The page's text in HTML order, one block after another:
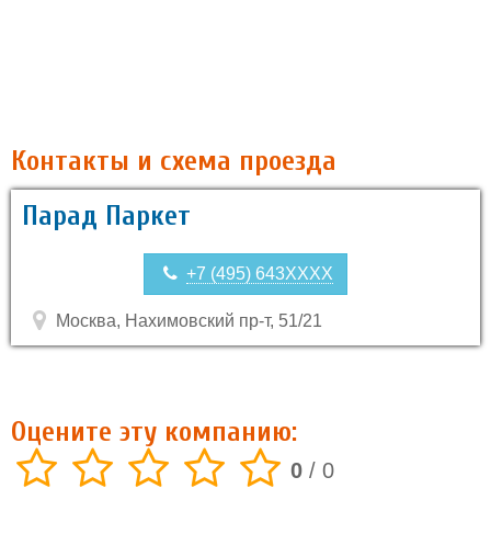
Контакты и схема проезда
Парад Паркет
+7 (495) 643XXXX
Москва, Нахимовский пр-т, 51/21
Оцените эту компанию:
0 / 0